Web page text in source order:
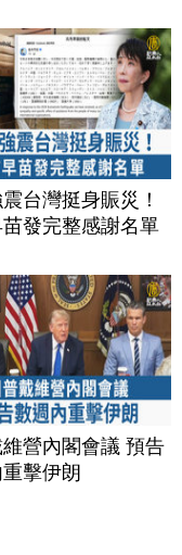
台灣挺身賑災！
發完整感謝名單
維營內閣會議 預告
擊伊朗